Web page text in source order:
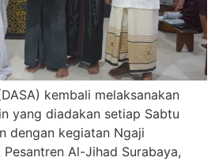
kembali melaksanakan
yang diadakan setiap Sabtu
dengan kegiatan Ngaji
Al-Jihad Surabaya,